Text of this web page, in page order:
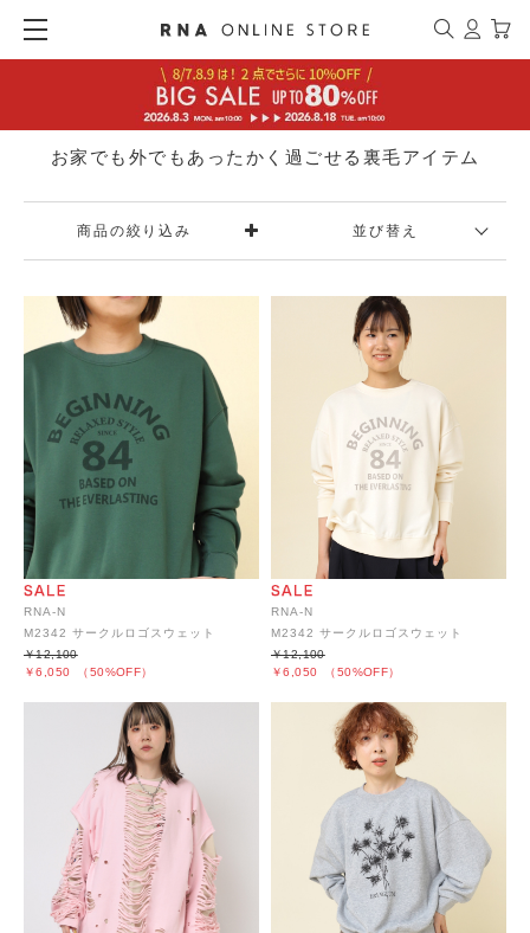
お家でも外でもあったかく過ごせる裏毛アイテム
商品の絞り込み 並び替え
RNA-N
M2342 サークルロゴスウェット
￥6,050 （50%OFF）
￥12,100
RNA-N
M2342 サークルロゴスウェット
￥6,050 （50%OFF）
￥12,100